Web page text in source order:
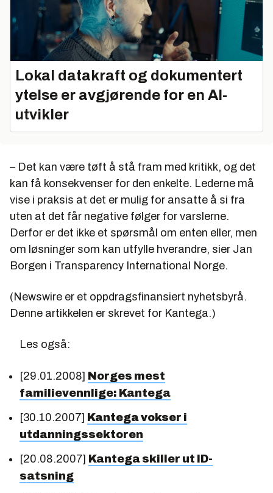
Lokal datakraft og dokumentert
ytelse er avgjørende for en AI-
utvikler
– Det kan være tøft å stå fram med kritikk, og det
kan få konsekvenser for den enkelte. Lederne må
vise i praksis at det er mulig for ansatte å si fra
uten at det får negative følger for varslerne.
Derfor er det ikke et spørsmål om enten eller, men
om løsninger som kan utfylle hverandre, sier Jan
Borgen i Transparency International Norge.
(Newswire er et oppdragsfinansiert nyhetsbyrå.
Denne artikkelen er skrevet for Kantega.)
Les også:
[29.01.2008] Norges mest
familievennlige: Kantega
[30.10.2007] Kantega vokser i
utdanningssektoren
[20.08.2007] Kantega skiller ut ID-
satsning